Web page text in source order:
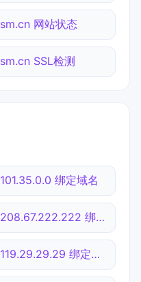
sm.cn 网站状态
sm.cn SSL检测
101.35.0.0 绑定域名
208.67.222.222 绑定域名
119.29.29.29 绑定域名